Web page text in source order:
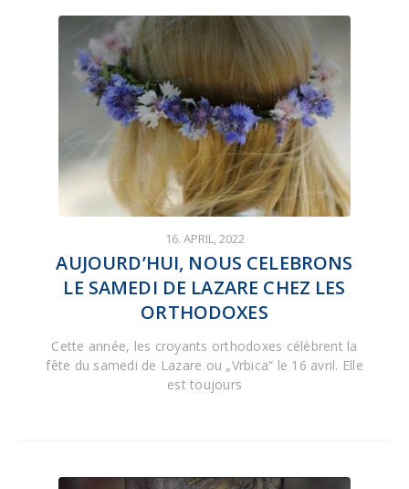
16. APRIL, 2022
AUJOURD’HUI, NOUS CELEBRONS
LE SAMEDI DE LAZARE CHEZ LES
ORTHODOXES
Cette année, les croyants orthodoxes célèbrent la
fête du samedi de Lazare ou „Vrbica“ le 16 avril. Elle
est toujours